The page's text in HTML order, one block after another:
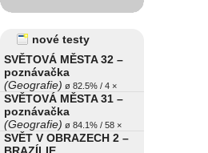
nové testy
SVĚTOVÁ MĚSTA 32 –
poznávačka
(Geografie) ø 82.5% / 4 ×
SVĚTOVÁ MĚSTA 31 –
poznávačka
(Geografie) ø 84.1% / 58 ×
SVĚT V OBRAZECH 2 –